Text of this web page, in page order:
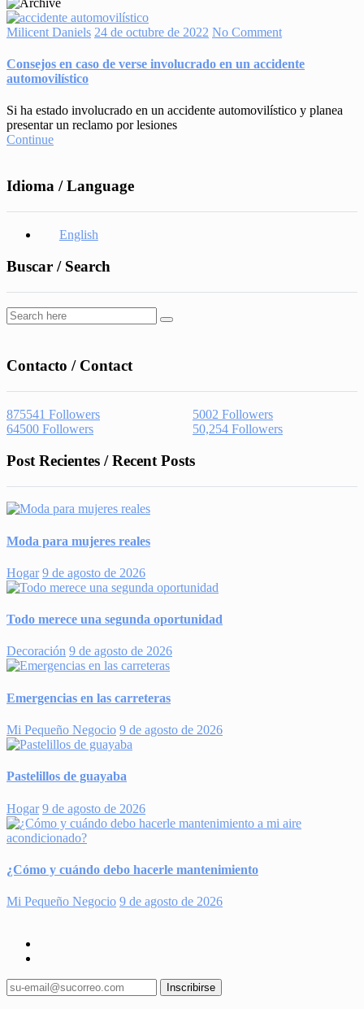
Milicent Daniels 24 de octubre de 2022 No Comment
Consejos en caso de verse involucrado en un accidente
automovilístico
Si ha estado involucrado en un accidente automovilístico y planea
presentar un reclamo por lesiones
Continue
Idioma / Language
English
Buscar / Search
Contacto / Contact
875541 Followers 5002 Followers
64500 Followers 50,254 Followers
Post Recientes / Recent Posts
Moda para mujeres reales
Hogar 9 de agosto de 2026
Todo merece una segunda oportunidad
Decoración 9 de agosto de 2026
Emergencias en las carreteras
Mi Pequeño Negocio 9 de agosto de 2026
Pastelillos de guayaba
Hogar 9 de agosto de 2026
¿Cómo y cuándo debo hacerle mantenimiento
Mi Pequeño Negocio 9 de agosto de 2026
Inscribirse